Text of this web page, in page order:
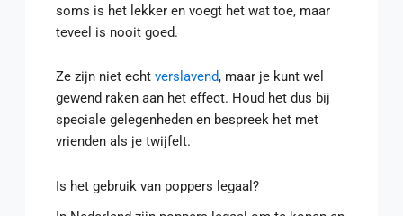
soms is het lekker en voegt het wat toe, maar
teveel is nooit goed.
Ze zijn niet echt verslavend, maar je kunt wel
gewend raken aan het effect. Houd het dus bij
speciale gelegenheden en bespreek het met
vrienden als je twijfelt.
Is het gebruik van poppers legaal?